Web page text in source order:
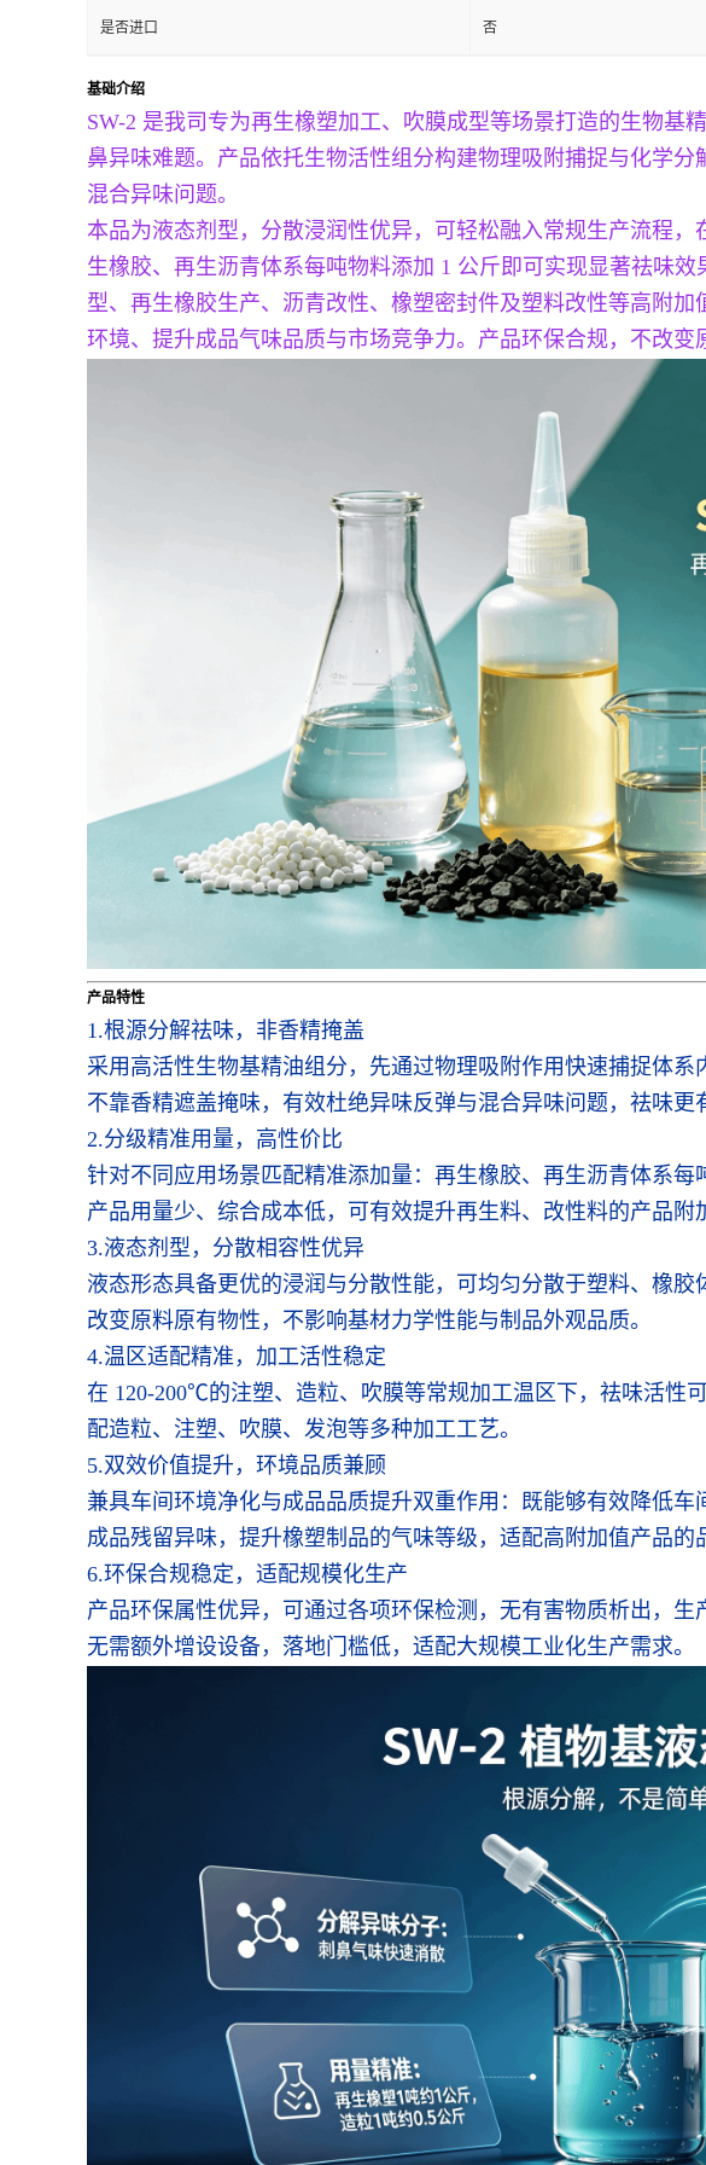
是否进口 否
基础介绍
SW-2 是我司专为再生橡塑加工、吹膜成型等场景打造的生物基
鼻异味难题。产品依托生物活性组分构建物理吸附捕捉与化学
混合异味问题。
本品为液态剂型，分散浸润性优异，可轻松融入常规生产流程
生橡胶、再生沥青体系每吨物料添加 1 公斤即可实现显著祛味
型、再生橡胶生产、沥青改性、橡塑密封件及塑料改性等高附
环境、提升成品气味品质与市场竞争力。产品环保合规，不改
产品特性
1.根源分解祛味，非香精掩盖
采用高活性生物基精油组分，先通过物理吸附作用快速捕捉体
不靠香精遮盖掩味，有效杜绝异味反弹与混合异味问题，祛味更
2.分级精准用量，高性价比
针对不同应用场景匹配精准添加量：再生橡胶、再生沥青体系
产品用量少、综合成本低，可有效提升再生料、改性料的产品附
3.液态剂型，分散相容性优异
液态形态具备更优的浸润与分散性能，可均匀分散于塑料、橡
改变原料原有物性，不影响基材力学性能与制品外观品质。
4.温区适配精准，加工活性稳定
在 120-200℃的注塑、造粒、吹膜等常规加工温区下，祛味活性
配造粒、注塑、吹膜、发泡等多种加工工艺。
5.双效价值提升，环境品质兼顾
兼具车间环境净化与成品品质提升双重作用：既能够有效降低
成品残留异味，提升橡塑制品的气味等级，适配高附加值产品的
6.环保合规稳定，适配规模化生产
产品环保属性优异，可通过各项环保检测，无有害物质析出，
无需额外增设设备，落地门槛低，适配大规模工业化生产需求。